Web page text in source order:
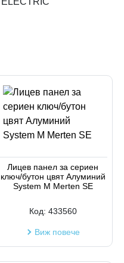
Лицев панел за сериен
ключ/бутон цвят Алуминий
System M Merten SE
Код: 433560
Виж повече